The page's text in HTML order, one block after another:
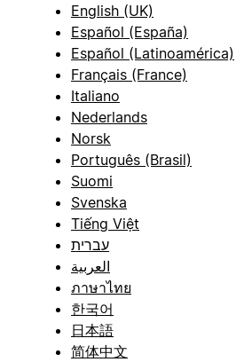
English (UK)
Español (España)
Español (Latinoamérica)
Français (France)
Italiano
Nederlands
Norsk
Português (Brasil)
Suomi
Svenska
Tiếng Việt
עברית
العربية
ภาษาไทย
한국어
日本語
简体中文